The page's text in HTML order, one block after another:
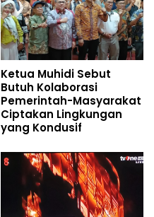
Ketua Muhidi Sebut
Butuh Kolaborasi
Pemerintah-Masyarakat
Ciptakan Lingkungan
yang Kondusif